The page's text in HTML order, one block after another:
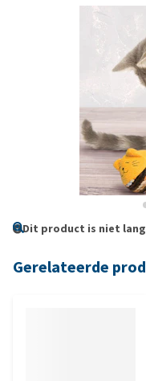
Dit product is niet
Gerelateerde